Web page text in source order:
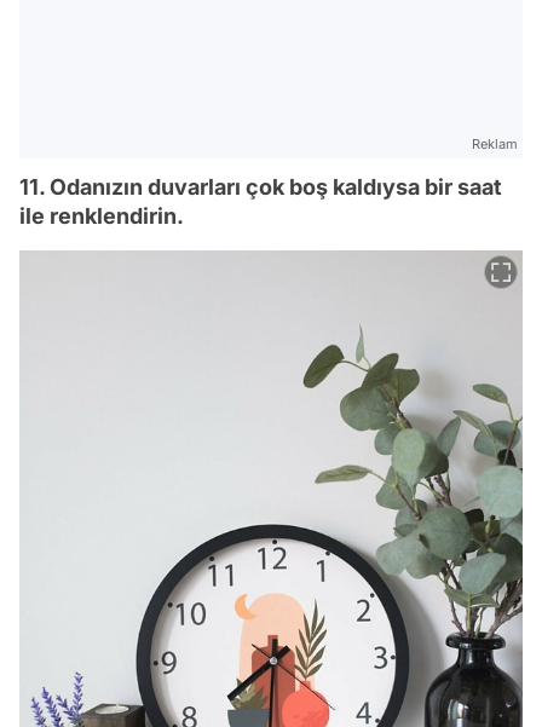
Reklam
11. Odanızın duvarları çok boş kaldıysa bir saat
ile renklendirin.